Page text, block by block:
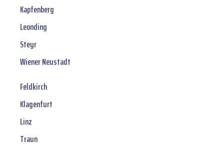
Kapfenberg
Leonding
Steyr
Wiener Neustadt
Feldkirch
Klagenfurt
Linz
Traun